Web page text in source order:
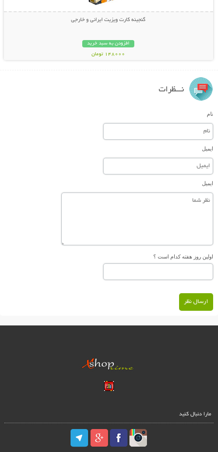
گنجینه کارت ویزیت ایرانی و خارجی
افزودن به سبد خرید
148000 تومان
نـــظرات
نام
ایمیل
ایمیل
اولین روز هفته کدام است ؟
ارسال نظر
مارا دنبال کنید